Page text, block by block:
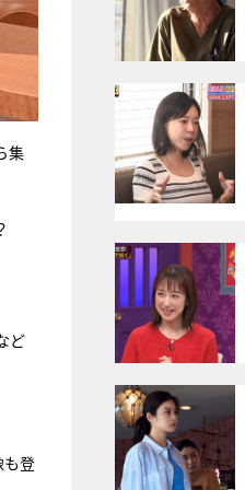
集
ど
も登